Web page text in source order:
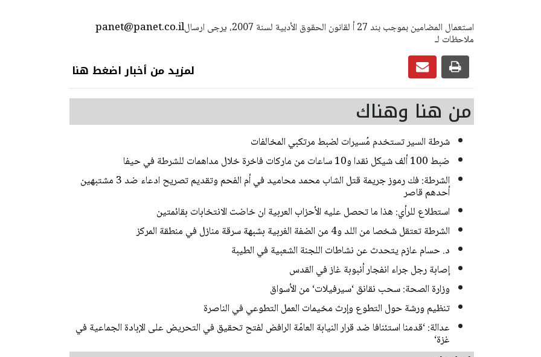
panet@panet.co.ilاستعمال المضامين بموجب بند 27 أ لقانون الحقوق الأدبية لسنة 2007، يرجى ارسال
ملاحظات لـ
لمزيد من أخبار اضغط هنا
من هنا وهناك
شرطة السير تستخدم مُسيرات لضبط مرتكبي المخالفات
ضبط 100 ألف شيكل نقدا و10 ساعات من ماركات فاخرة خلال مداهمات للشرطة في حيفا
الشرطة: فك رموز جريمة قتل الشاب محمد محاميد في أم الفحم وتقديم تصريح ادعاء ضد 3 مشتبهين
أحدهم قاصر
استطلاع للرأي: هذا ما تحصل عليه الأحزاب العربية ان خاضت الانتخابات بقائمتين
الشرطة تعتقل شخصا من اللد و4 من الضفة الغربية بشبهة سرقة منازل في منطقة المركز
د. حسام عازم يتحدث عن نشاطات اللجنة الشعبية في الطيبة
إصابة رجل جراء انفجار أنبوبة غاز في القدس
وزارة الصحة: سحب نقانق ‘سيرفيلات‘ من الأسواق
تنظيم ورشة حول التطوع وإرث مخيمات العمل التطوعي في الناصرة
عدالة: ‘قدمنا استئنافا ضد قرار النيابة العامّة الرافض لفتح تحقيق في التحريض على الإبادة الجماعية في
غزة‘